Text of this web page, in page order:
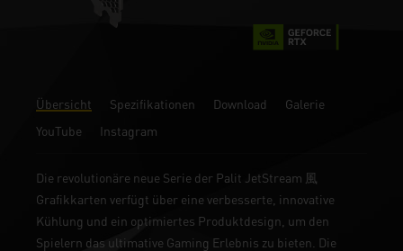
Übersicht Spezifikationen Download
Galerie
YouTube
Instagram
Die revolutionäre neue Serie der Palit JetStream 風
Grafikkarten verfügt über eine verbesserte, innovative
Kühlung und ein optimiertes Produktdesign, um den
Spielern das ultimative Gaming Erlebnis zu bieten. Die